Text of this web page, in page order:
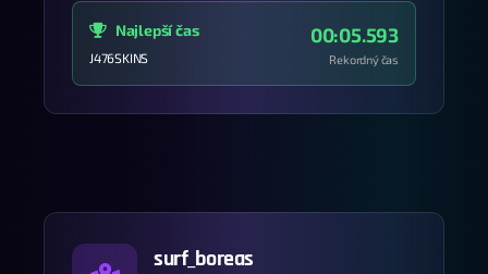
Najlepší čas
J476SKINS
00:05.593
Rekordný čas
surf_boreas